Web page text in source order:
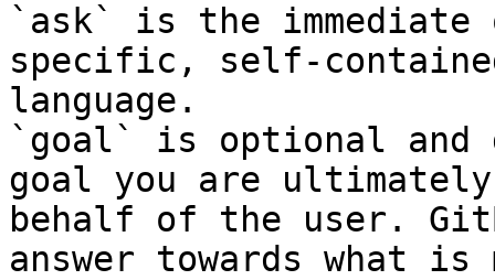
`ask` is the
specific, self-
language.
`goal` is optional and
goal you are
behalf of the user.
answer towards what